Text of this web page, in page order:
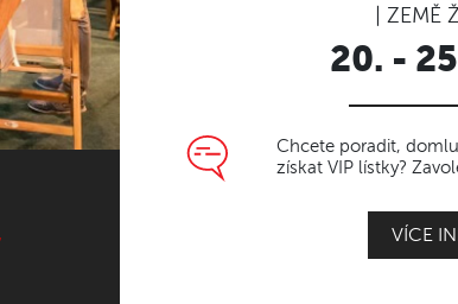
| ZEMĚ
20. -
Chcete poradit,
získat VIP lístky?
VÍCE
ratanu
Ratanová stohovatelná
Židle BISTRO je určené především